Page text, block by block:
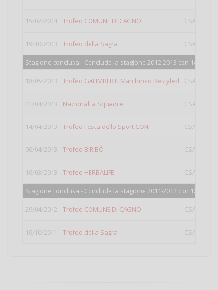
15/02/2014 Trofeo COMUNE DI CAGNO CSAIN
19/10/2013 Trofeo della Sagra CSAIN
Stagione conclusa - Conclude la stagione 2012-2013 con 146 punti.
18/05/2013 Trofeo GALIMBERTI Marchirolo Restyled CSAIN
21/04/2013 Nazionali a Squadre CSAIN
14/04/2013 Trofeo Festa dello Sport CONI CSAIN
06/04/2013 Trofeo BIRIBÒ CSAIN
16/03/2013 Trofeo HERBALIFE CSAIN
Stagione conclusa - Conclude la stagione 2011-2012 con 125 punti.
29/04/2012 Trofeo COMUNE DI CAGNO CSAIN
16/10/2011 Trofeo della Sagra CSAIN